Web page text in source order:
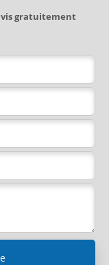
gratuitement